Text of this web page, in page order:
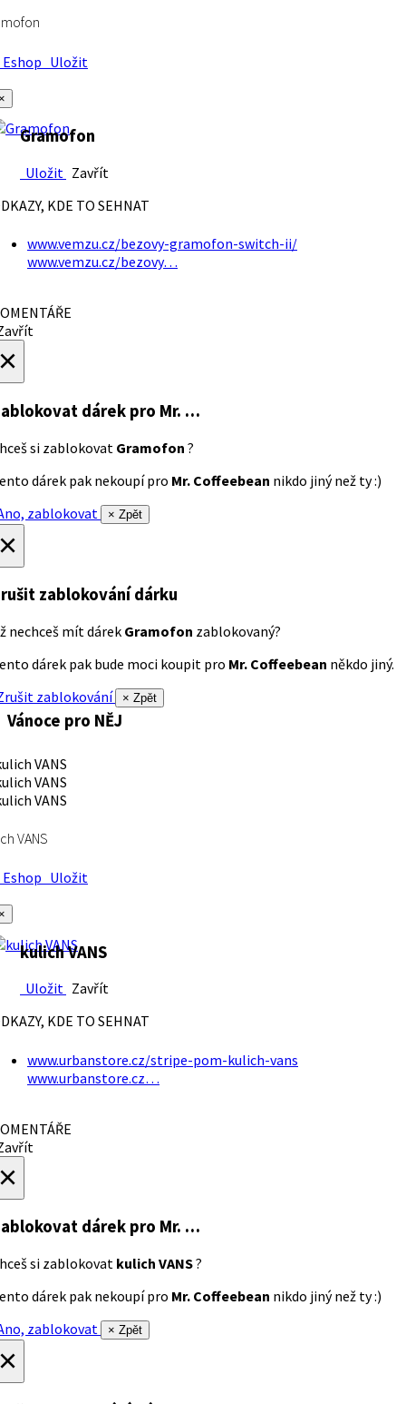
Uložit
Gramofon
Uložit Zavřít
KDE TO SEHNAT
www.vemzu.cz/bezovy-gramofon-switch-ii/
www.vemzu.cz/bezovy…
dárek pro Mr. …
si zablokovat Gramofon ?
dárek pak nekoupí pro Mr. Coffeebean nikdo jiný než ty :)
zablokovat
× Zpět
zablokování dárku
nechceš mít dárek Gramofon zablokovaný?
dárek pak bude moci koupit pro Mr. Coffeebean někdo jiný.
zablokování
× Zpět
Vánoce pro NĚJ
VANS
Uložit
kulich VANS
Uložit Zavřít
KDE TO SEHNAT
www.urbanstore.cz/stripe-pom-kulich-vans
www.urbanstore.cz…
dárek pro Mr. …
si zablokovat kulich VANS?
dárek pak nekoupí pro Mr. Coffeebean nikdo jiný než ty :)
zablokovat
× Zpět